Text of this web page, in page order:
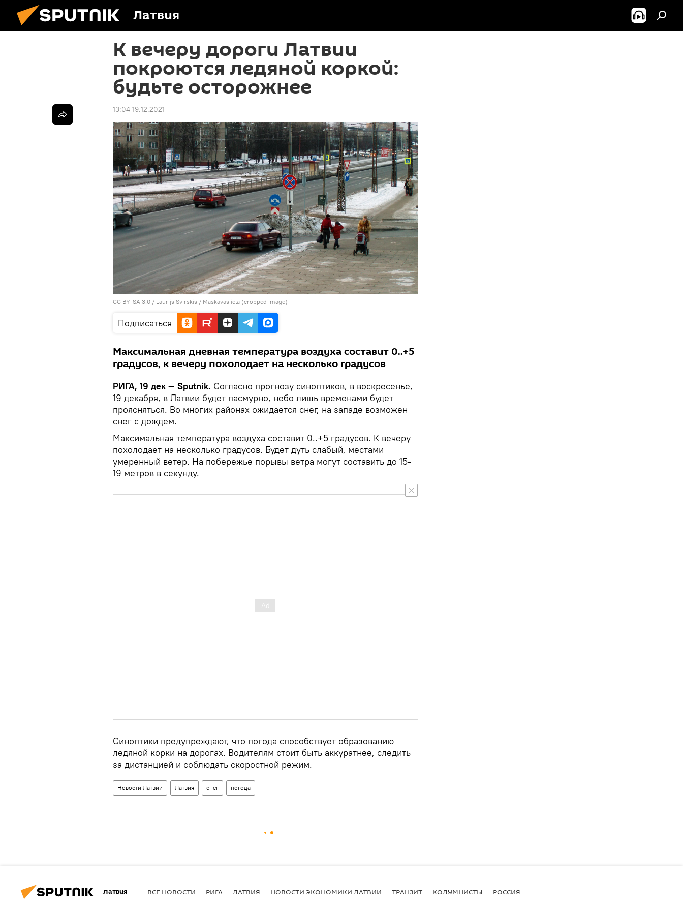
Латвия
К вечеру дороги Латвии
покроются ледяной коркой:
будьте осторожнее
13:04 19.12.2021
CC BY-SA 3.0 / Laurijs Svirskis / Maskavas iela (cropped image)
Подписаться
Максимальная дневная температура воздуха составит 0..+5
градусов, к вечеру похолодает на несколько градусов
РИГА, 19 дек — Sputnik. Согласно прогнозу синоптиков, в воскресенье,
19 декабря, в Латвии будет пасмурно, небо лишь временами будет
проясняться. Во многих районах ожидается снег, на западе возможен
снег с дождем.
Максимальная температура воздуха составит 0..+5 градусов. К вечеру
похолодает на несколько градусов. Будет дуть слабый, местами
умеренный ветер. На побережье порывы ветра могут составить до 15-
19 метров в секунду.
Синоптики предупреждают, что погода способствует образованию
ледяной корки на дорогах. Водителям стоит быть аккуратнее, следить
за дистанцией и соблюдать скоростной режим.
Новости Латвии Латвия снег погода
Латвия ВСЕ НОВОСТИ РИГА ЛАТВИЯ НОВОСТИ ЭКОНОМИКИ ЛАТВИИ ТРАНЗИТ КОЛУМНИСТЫ РОССИЯ